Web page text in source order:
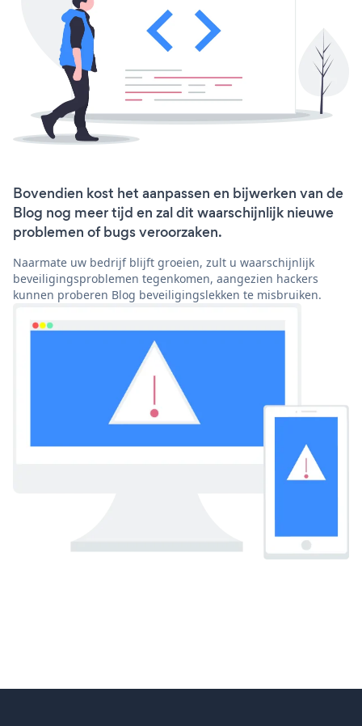
Bovendien kost het aanpassen en bijwerken van de
Blog nog meer tijd en zal dit waarschijnlijk nieuwe
problemen of bugs veroorzaken.
Naarmate uw bedrijf blijft groeien, zult u waarschijnlijk
beveiligingsproblemen tegenkomen, aangezien hackers
kunnen proberen Blog beveiligingslekken te misbruiken.